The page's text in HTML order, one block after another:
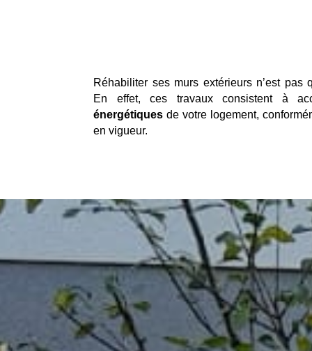
Réhabiliter ses murs extérieurs n’est pas
En effet, ces travaux consistent à
énergétiques de votre logement,
en vigueur.